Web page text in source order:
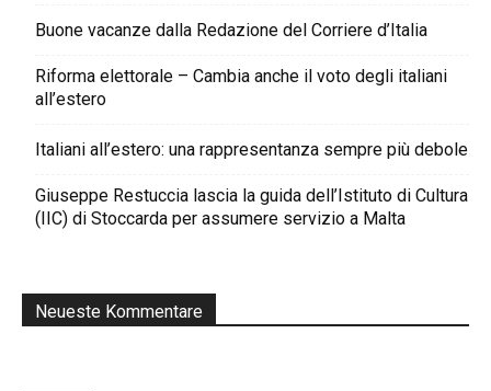
Buone vacanze dalla Redazione del Corriere d’Italia
Riforma elettorale – Cambia anche il voto degli italiani
all’estero
Italiani all’estero: una rappresentanza sempre più debole
Giuseppe Restuccia lascia la guida dell’Istituto di Cultura
(IIC) di Stoccarda per assumere servizio a Malta
Neueste Kommentare